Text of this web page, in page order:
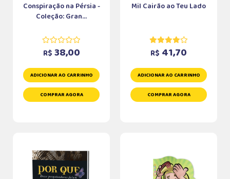
Conspiração na Pérsia -
Coleção: Gran...
R$ 38,00
ADICIONAR AO CARRINHO
COMPRAR AGORA
Mil Cairão ao Teu Lado
R$ 41,70
ADICIONAR AO CARRINHO
COMPRAR AGORA